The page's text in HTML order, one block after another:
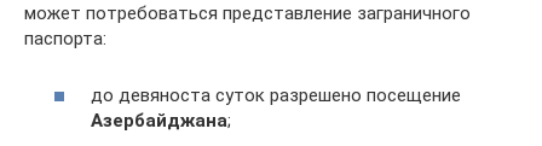
может потребоваться представление заграничного
паспорта:
до девяноста суток разрешено посещение
Азербайджана;